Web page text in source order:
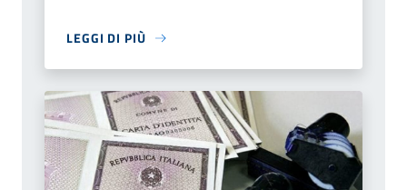
LEGGI DI PIÙ